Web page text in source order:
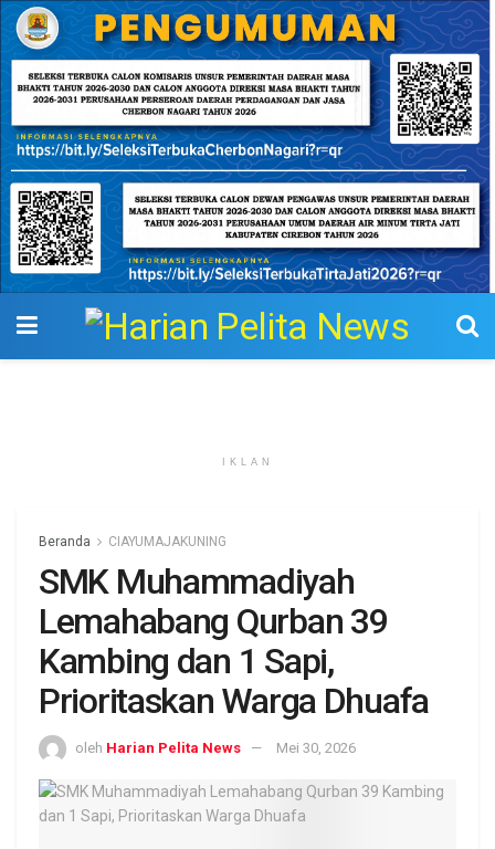
IKLAN
Beranda CIAYUMAJAKUNING
SMK Muhammadiyah
Lemahabang Qurban 39
Kambing dan 1 Sapi,
Prioritaskan Warga Dhuafa
oleh Harian Pelita News Mei 30, 2026